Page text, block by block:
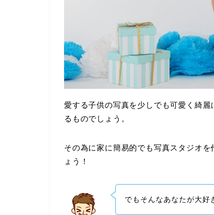
愛する子供の写真を少しでも可愛く綺
るものでしょう。
その為に家に簡易的でも写真スタジオ
ょう！
でもそんなあなたが大好